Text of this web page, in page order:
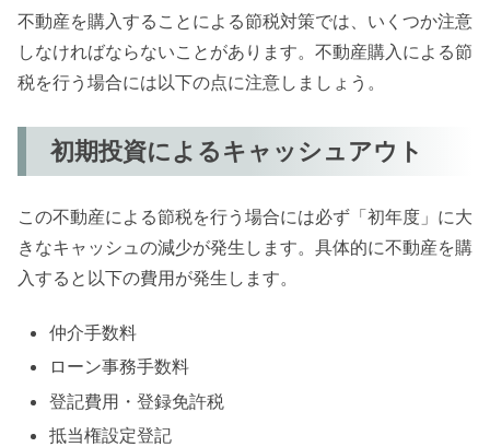
不動産を購入することによる節税対策では、いくつか注意
しなければならないことがあります。不動産購入による節
税を行う場合には以下の点に注意しましょう。
初期投資によるキャッシュアウト
この不動産による節税を行う場合には必ず「初年度」に大
きなキャッシュの減少が発生します。具体的に不動産を購
入すると以下の費用が発生します。
仲介手数料
ローン事務手数料
登記費用・登録免許税
抵当権設定登記